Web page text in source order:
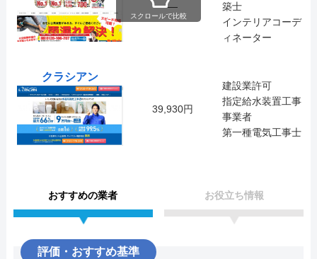
―
築士
インテリアコーデ
ィネーター
クラシアン
39,930円
建設業許可
指定給水装置工事
事業者
第一種電気工事士
スクロールで比較
おすすめの業者 お役立ち情報
評価・おすすめ基準